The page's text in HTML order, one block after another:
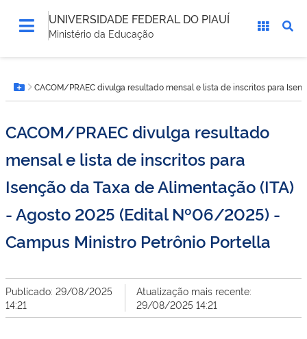
UNIVERSIDADE FEDERAL DO PIAUÍ
Ministério da Educação
está
aqui:Botão Menu
CACOM/PRAEC divulga resultado mensal e lista de inscritos para
CACOM/PRAEC divulga resultado
mensal e lista de inscritos para
Isenção da Taxa de Alimentação (ITA)
- Agosto 2025 (Edital Nº06/2025) -
Campus Ministro Petrônio Portella
Publicado: 29/08/2025
14:21
Atualização mais recente:
29/08/2025 14:21